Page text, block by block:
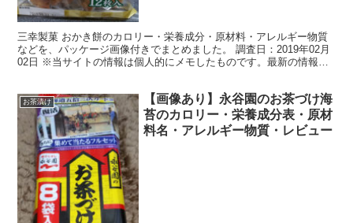
三幸製菓 おかき餅のカロリー・栄養成分・原材料・アレルギー物質
などを、パッケージ画像付きでまとめました。 調査日：2019年02月
02日 ※当サイトの情報は個人的にメモしたものです。最新の情報、
お茶漬け
【画像あり】永谷園のお茶づけ海
苔のカロリー・栄養成分表・原材
料名・アレルギー物質・レビュー